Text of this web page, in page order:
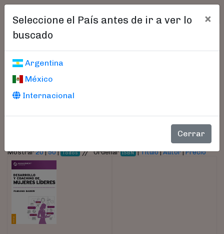
Seleccione el País antes de ir a ver lo
buscado
×
Argentina
México
Internacional
Cerrar
Libros encontrados
Parámetros
Mostrar20|50| Todos //Ordenar ISBN |Título|Autor|Precio